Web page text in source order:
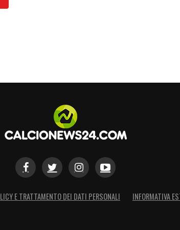
E TRATTAMENTO DEI DATI PERSONALI INFORMATIVA